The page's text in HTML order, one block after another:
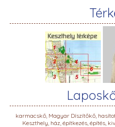
karmacskő, Magyar Díszítőkő,
Keszthely, ház, építkezés, építés,